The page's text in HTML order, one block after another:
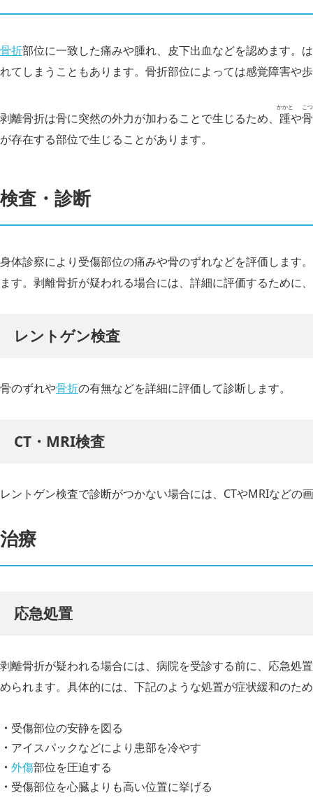
骨折部位に一致した痛みや腫れ、皮下出血などを認めます。
れてしまうこともあります。骨折部位によっては感覚障害や
剥離骨折は骨に突然の外力が加わることで生じるため、 踵
かかと
や
こ
が存在する部位で生じることがあります。
検査・診断
身体診察により受傷部位の痛みや骨のずれなどを評価します
ます。剥離骨折が疑われる場合には、詳細に評価するために
レントゲン検査
骨のずれや骨折の有無などを詳細に評価して診断します。
CT・MRI検査
レントゲン検査で診断がつかない場合には、CTやMRIなどの
治療
応急処置
剥離骨折が疑われる場合には、病院を受診する前に、応急処
められます。具体的には、下記のような処置が症状緩和のた
受傷部位の安静を図る
アイスパックなどにより患部を冷やす
外傷部位を圧迫する
受傷部位を心臓よりも高い位置に挙げる